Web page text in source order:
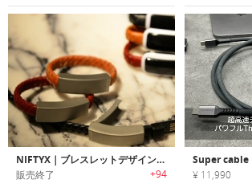
NIFTYX｜ブレスレットデザイン充電ケーブル「ニフティックス」
販売終了 +94 ¥ 11,990